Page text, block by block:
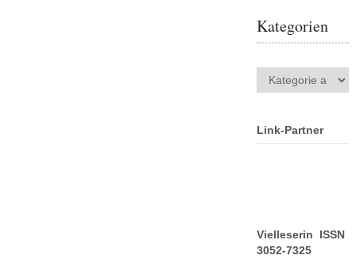
Kategorien
Kategorien
Link-Partner
Vielleserin ISSN
3052-7325